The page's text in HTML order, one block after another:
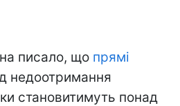
писало, що прямі
недоотримання
становитимуть понад